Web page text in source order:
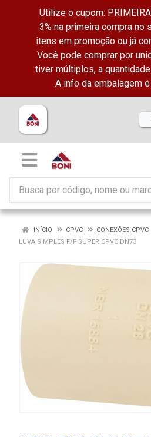
Utilize o cupom:
3% na primeira compra no
itens em promoção ou já
Você pode comprar por
tiver múltiplos, a
A info da embalagem
INÍCIO CPVC
CONEXÕES CPVC
LUVA SIMPLES F/F SUPER CPVC DN73